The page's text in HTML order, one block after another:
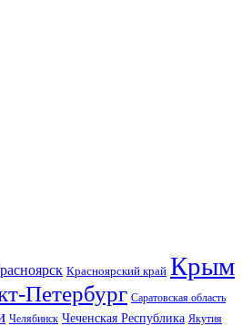
Красноярский край Крым
Петербург Саратовская область
Челябинск Чеченская Республика Якутия